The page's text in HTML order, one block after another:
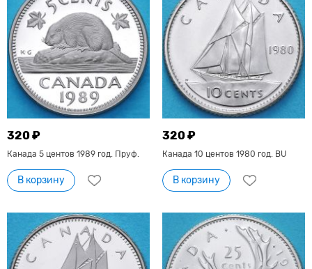
320 ₽
Канада 5 центов 1989 год. Пруф.
В корзину
320 ₽
Канада 10 центов 1980 год. BU
В корзину